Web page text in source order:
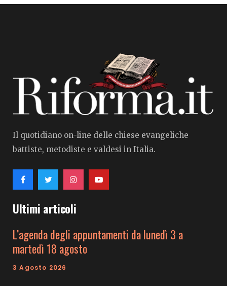
Il quotidiano on-line delle chiese evangeliche
battiste, metodiste e valdesi in Italia.
Ultimi articoli
L’agenda degli appuntamenti da lunedì 3 a
martedì 18 agosto
3 Agosto 2026